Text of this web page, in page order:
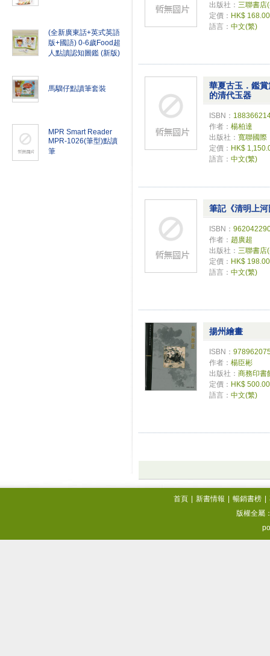
(全新廣東話+英式英語
版+國語) 0-6歲Food超
人點讀認知圖鑑 (新版)
馬騮仔點讀筆套裝
MPR Smart Reader
MPR-1026(筆型)點讀
筆
出版社： 三聯書店
定價： HK$ 168.00
語言： 中文(繁)
華夏古玉．鑑
的清代玉器
ISBN：
作者： 楊柏達
出版社： 寬聯國際
定價： HK$
語言： 中文(繁)
筆記《清明上河
ISBN：
作者： 趙廣超
出版社： 三聯書店
定價： HK$ 198.00
語言： 中文(繁)
揚州繪畫
ISBN：
作者： 楊臣彬
出版社： 商務印書
定價： HK$ 500.00
語言： 中文(繁)
首頁 新書情報 暢銷書榜
版權全屬